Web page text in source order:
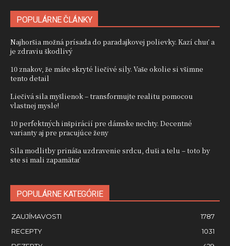
POPULÁRNE ČLÁNKY
Najhoršia možná prísada do paradajkovej polievky. Kazí chuť a
je zdraviu škodlivý
10 znakov, že máte skryté liečivé sily. Vaše okolie si všimne
tento detail
Liečivá sila myšlienok – transformujte realitu pomocou
vlastnej mysle!
10 perfektných inšpirácií pre dámske nechty. Decentné
varianty aj pre pracujúce ženy
Sila modlitby prináša uzdravenie srdcu, duši a telu – toto by
ste si mali zapamätať
POPULÁRNE KATEGÓRIE
ZAUJÍMAVOSTI
1787
RECEPTY
1031